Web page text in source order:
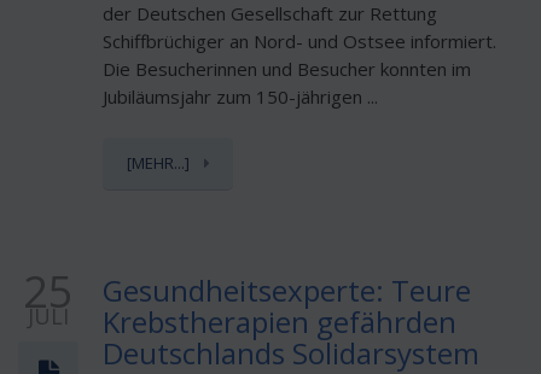
der Deutschen Gesellschaft zur Rettung
Schiffbrüchiger an Nord- und Ostsee informiert.
Die Besucherinnen und Besucher konnten im
Jubiläumsjahr zum 150-jährigen ...
[MEHR...]
25
JULI
Gesundheitsexperte: Teure
Krebstherapien gefährden
Deutschlands Solidarsystem